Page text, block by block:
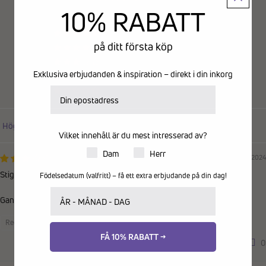
2
0
Sort by
07/06/2024
Stig
Ganska sköna att promenera i.
Recensioner samlade från en annan provider
0
10% RABATT
på ditt första köp
Exklusiva erbjudanden & inspiration – direkt i din inkorg
Vilket innehåll är du mest intresserad av?
Produkter för dam eller herr
Dam Herr
Födelsedatum (valfritt) – få ett extra erbjudande på din dag!
FÅ 10% RABATT →